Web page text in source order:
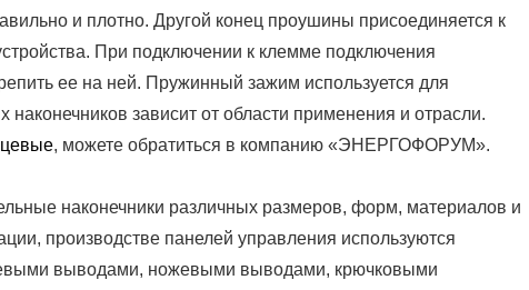
и плотно. Другой конец проушины присоединяется к
При подключении к клемме подключения
ее на ней. Пружинный зажим используется для
зависит от области применения и отрасли.
, можете обратиться в компанию «ЭНЕРГОФОРУМ».
наконечники различных размеров, форм, материалов и
производстве панелей управления используются
выводами, ножевыми выводами, крючковыми